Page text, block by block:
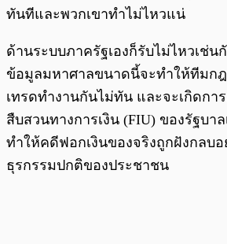
ทันทีและพวกเขาทำไม่ไหวแน่
ด้านระบบภาครัฐเองก็รับไม่ไหวเช่น
ข้อมูลมหาศาลขนาดนี้จะทำให้ทีมก
เทรดทำงานกันไม่ทัน และจะเกิดก
สืบสวนทางการเงิน (FIU) ของรัฐบา
ทำให้คดีฟอกเงินของจริงถูกฝังกลบอ
ธุรกรรมปกติของประชาชน